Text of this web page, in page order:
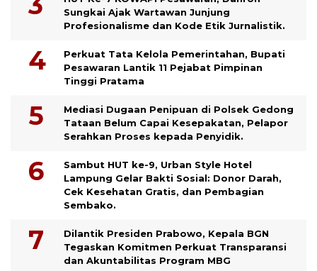
Sungkai Ajak Wartawan Junjung
Profesionalisme dan Kode Etik Jurnalistik.
Perkuat Tata Kelola Pemerintahan, Bupati
Pesawaran Lantik 11 Pejabat Pimpinan
Tinggi Pratama
Mediasi Dugaan Penipuan di Polsek Gedong
Tataan Belum Capai Kesepakatan, Pelapor
Serahkan Proses kepada Penyidik.
Sambut HUT ke-9, Urban Style Hotel
Lampung Gelar Bakti Sosial: Donor Darah,
Cek Kesehatan Gratis, dan Pembagian
Sembako.
Dilantik Presiden Prabowo, Kepala BGN
Tegaskan Komitmen Perkuat Transparansi
dan Akuntabilitas Program MBG